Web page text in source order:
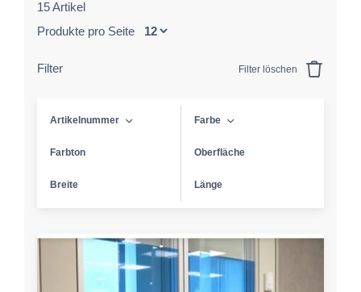
15 Artikel
Produkte pro Seite
Filter Filter löschen
Artikelnummer Farbe
Farbton Oberfläche
Breite Länge